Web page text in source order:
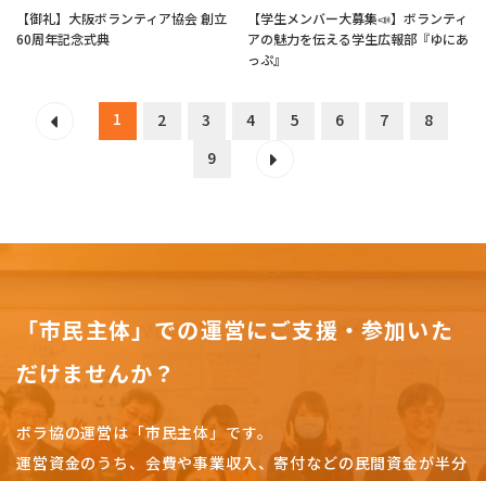
【御礼】大阪ボランティア協会 創立
60周年記念式典
【学生メンバー大募集📣】ボランティ
アの魅力を伝える学生広報部『ゆにあ
っぷ』
1 2 3 4 5 6 7
8
9
「市民主体」での運営にご支援・参加いた
だけませんか？
ボラ協の運営は「市民主体」です。
運営資金のうち、会費や事業収入、寄付などの民間資金が半分